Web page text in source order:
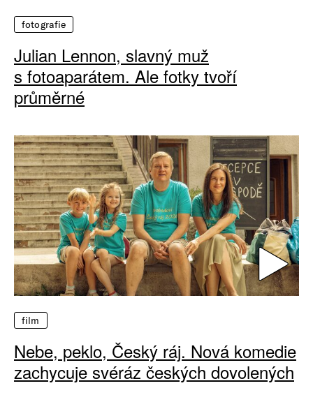
fotografie
Julian Lennon, slavný muž
s fotoaparátem. Ale fotky tvoří
průměrné
film
Nebe, peklo, Český ráj. Nová komedie
zachycuje svéráz českých dovolených